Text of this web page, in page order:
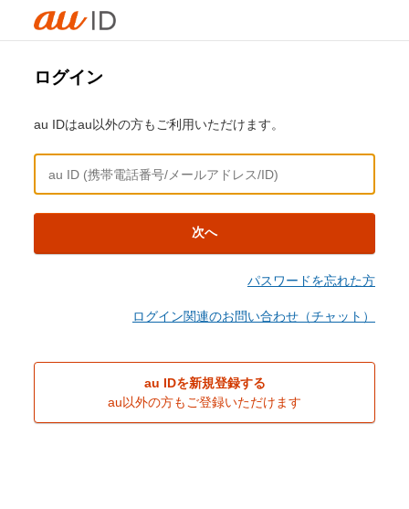
ログイン
au IDはau以外の方もご利用いただけます。
次へ
パスワードを忘れた方
ログイン関連のお問い合わせ（チャット）
au IDを新規登録する
au以外の方もご登録いただけます